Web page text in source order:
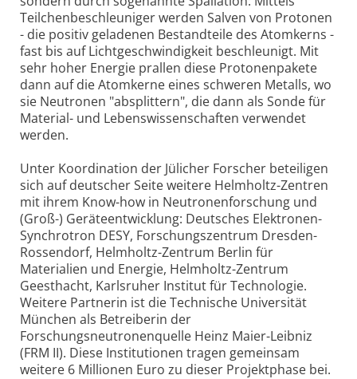
Teilchenbeschleuniger werden Salven von Protonen
- die positiv geladenen Bestandteile des Atomkerns -
fast bis auf Lichtgeschwindigkeit beschleunigt. Mit
sehr hoher Energie prallen diese Protonenpakete
dann auf die Atomkerne eines schweren Metalls, wo
sie Neutronen "absplittern", die dann als Sonde für
Material- und Lebenswissenschaften verwendet
werden.
Unter Koordination der Jülicher Forscher beteiligen
sich auf deutscher Seite weitere Helmholtz-Zentren
mit ihrem Know-how in Neutronenforschung und
(Groß-) Geräteentwicklung: Deutsches Elektronen-
Synchrotron DESY, Forschungszentrum Dresden-
Rossendorf, Helmholtz-Zentrum Berlin für
Materialien und Energie, Helmholtz-Zentrum
Geesthacht, Karlsruher Institut für Technologie.
Weitere Partnerin ist die Technische Universität
München als Betreiberin der
Forschungsneutronenquelle Heinz Maier-Leibniz
(FRM II). Diese Institutionen tragen gemeinsam
weitere 6 Millionen Euro zu dieser Projektphase bei.